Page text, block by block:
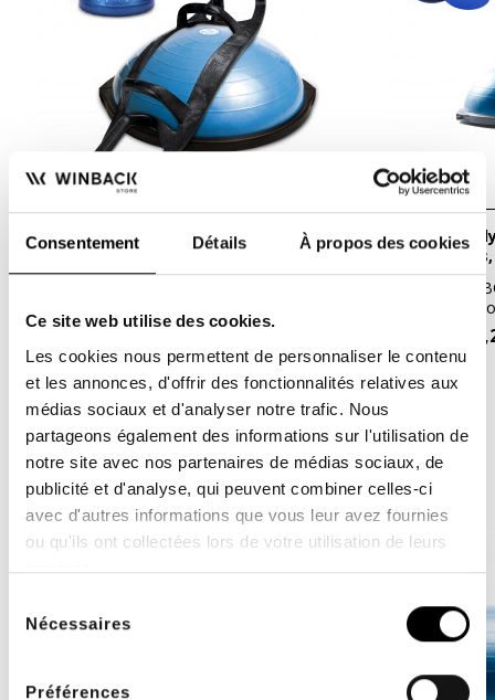
Consentement Détails À propos des cookies
Ce site web utilise des cookies.
Les cookies nous permettent de personnaliser le contenu
et les annonces, d'offrir des fonctionnalités relatives aux
médias sociaux et d'analyser notre trafic. Nous
partageons également des informations sur l'utilisation de
notre site avec nos partenaires de médias sociaux, de
publicité et d'analyse, qui peuvent combiner celles-ci
avec d'autres informations que vous leur avez fournies
ou qu'ils ont collectées lors de votre utilisation de leurs
services.
Nécessaires
Préférences
Pack BOSU® proprioception (Dôme
Bosu Pro, mini Pods, barre Helm)
Pack BOSU® dynamique (Dôme Bosu
Pro, mini
Un pack 100%
dôme de
DE MÊME MARQUE ET CATÉGORIE
-20%
- 37,00 €